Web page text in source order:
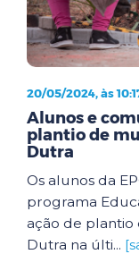
20/05/2024, às
Alunos e
plantio de
Dutra
Os alunos da
programa
ação de plantio
Dutra na últi...